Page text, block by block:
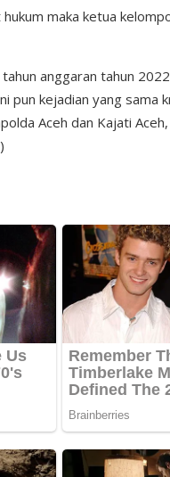
maka ketua
anggaran tahun
pun kejadian yang
Aceh dan Kajati